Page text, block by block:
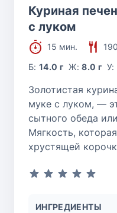
Куриная
с луком
15 мин.
Б:14.0 г Ж:8.0 г У:
Золотистая
муке с луком, —
сытного обеда
Мягкость,
хрустящей
ИНГРЕДИЕНТЫ